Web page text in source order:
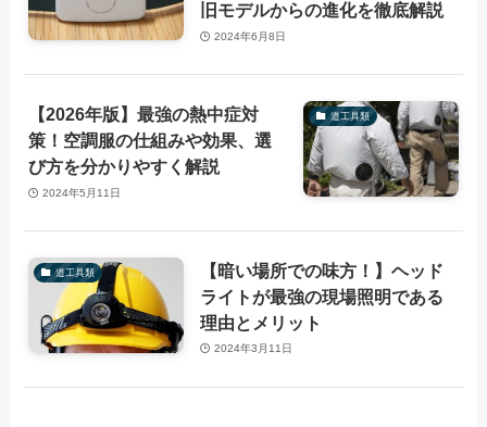
旧モデルからの進化を徹底解説
2024年6月8日
道工具類
【2026年版】最強の熱中症対
策！空調服の仕組みや効果、選
び方を分かりやすく解説
2024年5月11日
道工具類
【暗い場所での味方！】ヘッド
ライトが最強の現場照明である
理由とメリット
2024年3月11日